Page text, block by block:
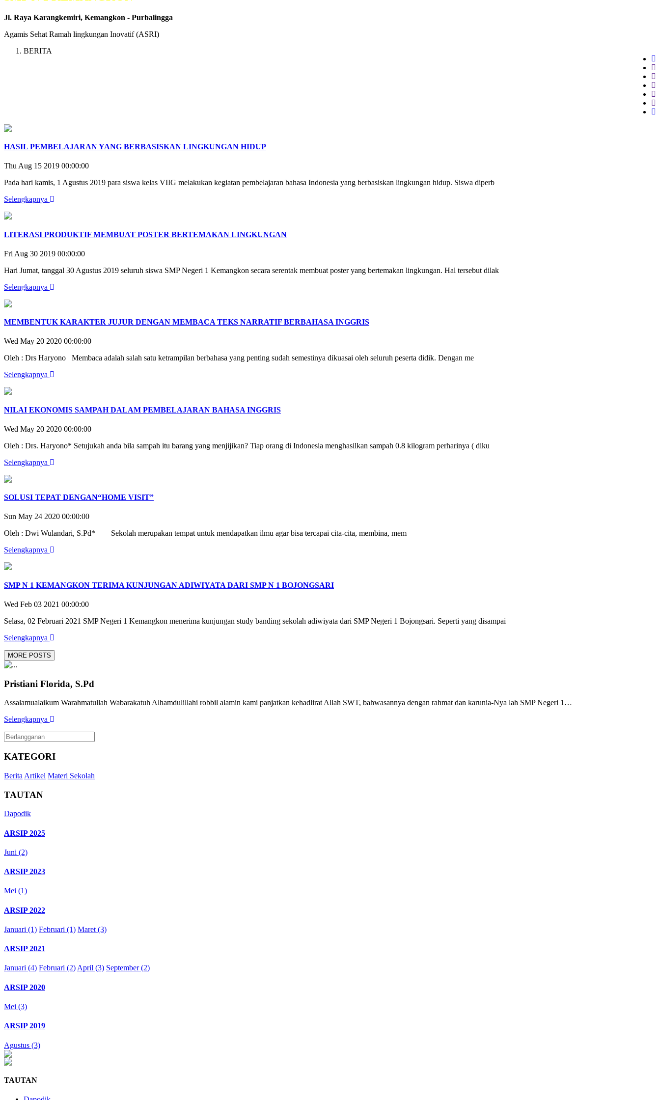
Jl. Raya Karangkemiri, Kemangkon - Purbalingga
Agamis Sehat Ramah lingkungan Inovatif (ASRI)
BERITA
HASIL PEMBELAJARAN YANG BERBASISKAN LINGKUNGAN HIDUP
Thu Aug 15 2019 00:00:00
Pada hari kamis, 1 Agustus 2019 para siswa kelas VIIG melakukan kegiatan pembelajaran bahasa Indonesia yang berbasiskan lingkungan hidup. Siswa diperb
Selengkapnya
LITERASI PRODUKTIF MEMBUAT POSTER BERTEMAKAN LINGKUNGAN
Fri Aug 30 2019 00:00:00
Hari Jumat, tanggal 30 Agustus 2019 seluruh siswa SMP Negeri 1 Kemangkon secara serentak membuat poster yang bertemakan lingkungan. Hal tersebut dilak
Selengkapnya
MEMBENTUK KARAKTER JUJUR DENGAN MEMBACA TEKS NARRATIF BERBAHASA INGGRIS
Wed May 20 2020 00:00:00
Oleh : Drs Haryono Membaca adalah salah satu ketrampilan berbahasa yang penting sudah semestinya dikuasai oleh seluruh peserta didik. Dengan me
Selengkapnya
NILAI EKONOMIS SAMPAH DALAM PEMBELAJARAN BAHASA INGGRIS
Wed May 20 2020 00:00:00
Oleh : Drs. Haryono* Setujukah anda bila sampah itu barang yang menjijikan? Tiap orang di Indonesia menghasilkan sampah 0.8 kilogram perharinya ( diku
Selengkapnya
SOLUSI TEPAT DENGAN“HOME VISIT”
Sun May 24 2020 00:00:00
Oleh : Dwi Wulandari, S.Pd* Sekolah merupakan tempat untuk mendapatkan ilmu agar bisa tercapai cita-cita, membina, mem
Selengkapnya
SMP N 1 KEMANGKON TERIMA KUNJUNGAN ADIWIYATA DARI SMP N 1 BOJONGSARI
Wed Feb 03 2021 00:00:00
Selasa, 02 Februari 2021 SMP Negeri 1 Kemangkon menerima kunjungan study banding sekolah adiwiyata dari SMP Negeri 1 Bojongsari. Seperti yang disampai
Selengkapnya
MORE POSTS
Pristiani Florida, S.Pd
Assalamualaikum Warahmatullah Wabarakatuh Alhamdulillahi robbil alamin kami panjatkan kehadlirat Allah SWT, bahwasannya dengan rahmat dan karunia-Nya lah SMP Negeri 1…
Selengkapnya
KATEGORI
Berita Artikel Materi Sekolah
TAUTAN
Dapodik
ARSIP 2025
Juni (2)
ARSIP 2023
Mei (1)
ARSIP 2022
Januari (1) Februari (1) Maret (3)
ARSIP 2021
Januari (4) Februari (2)April (3) September (2)
ARSIP 2020
Mei (3)
ARSIP 2019
Agustus (3)
TAUTAN